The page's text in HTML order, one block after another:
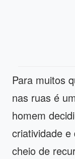
Para muitos
nas ruas é
homem
criatividade
cheio de